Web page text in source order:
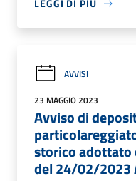
LEGGI DI PIÙ
AVVISI
23 MAGGIO 2023
Avviso di
storico adottato
del 24/02/2023